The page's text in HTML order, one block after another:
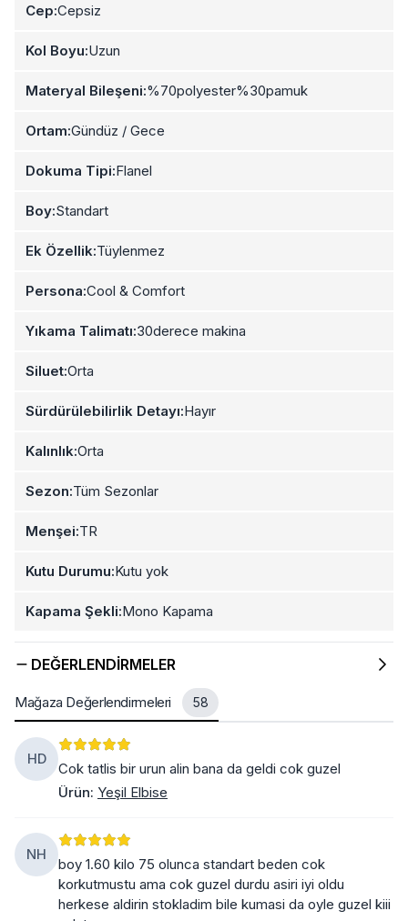
Cep:Cepsiz
Kol Boyu:Uzun
Materyal Bileşeni:%70polyester%30pamuk
Ortam:Gündüz / Gece
Dokuma Tipi:Flanel
Boy:Standart
Ek Özellik:Tüylenmez
Persona:Cool & Comfort
Yıkama Talimatı:30derece makina
Siluet:Orta
Sürdürülebilirlik Detayı:Hayır
Kalınlık:Orta
Sezon:Tüm Sezonlar
Menşei:TR
Kutu Durumu:Kutu yok
Kapama Şekli:Mono Kapama
DEĞERLENDIRMELER
Mağaza Değerlendirmeleri 58
HD
Cok tatlis bir urun alin bana da geldi cok guzel
Ürün: Yeşil Elbise
NH
boy 1.60 kilo 75 olunca standart beden cok
korkutmustu ama cok guzel durdu asiri iyi oldu
herkese aldirin stokladim bile kumasi da oyle guzel kiii